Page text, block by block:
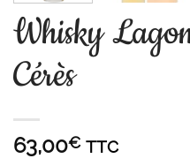
Whisky
Cérès
63,00€ TTC